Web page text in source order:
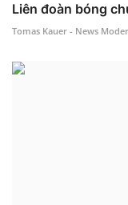
Liên đoàn bóng
Tomas Kauer - News